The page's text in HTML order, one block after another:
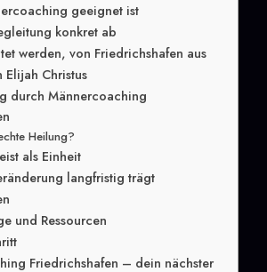
geeignet ist
konkret ab
werden, von Friedrichshafen aus
Elijah Christus
durch Männercoaching
Heilung?
als Einheit
langfristig trägt
und Ressourcen
Friedrichshafen – dein nächster